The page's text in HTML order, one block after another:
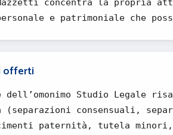
concentra la propria
e patrimoniale che
offerti
dell’omonimo Studio Legale
(separazioni consensuali,
paternità, tutela